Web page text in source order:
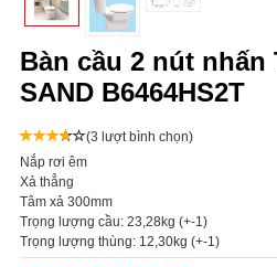
Bàn cầu 2 nút nhấn
SAND B6464HS2T
(3 lượt bình chọn)
Nắp rơi êm
Xả thẳng
Tâm xả 300mm
Trọng lượng cầu: 23,28kg (+-1)
Trọng lượng thùng: 12,30kg (+-1)